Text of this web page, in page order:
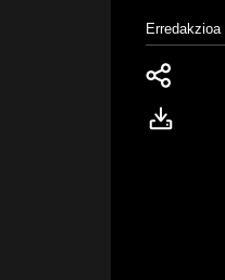
Erredakzioa